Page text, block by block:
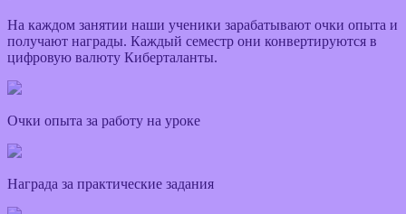
На каждом занятии наши ученики зарабатывают очки опыта и
получают награды. Каждый семестр они конвертируются в
цифровую валюту Киберталанты.
Очки опыта за работу на уроке
Награда за практические задания